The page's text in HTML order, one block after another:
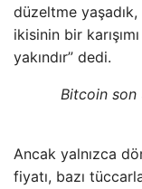
düzeltme
ikisinin bir
yakındır” dedi.
Bitcoin son
Ancak yalnızca
fiyatı, bazı